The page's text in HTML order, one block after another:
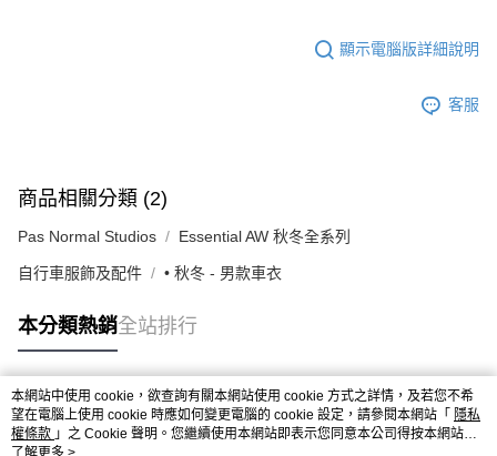
顯示電腦版詳細說明
客服
商品相關分類 (2)
Pas Normal Studios Essential AW 秋冬全系列
自行車服飾及配件 • 秋冬 - 男款車衣
本分類熱銷全站排行
熱門標籤
本網站中使用 cookie，欲查詢有關本網站使用 cookie 方式之詳情，及若您不希
望在電腦上使用 cookie 時應如何變更電腦的 cookie 設定，請參閱本網站「 隱私
權條款 」之 Cookie 聲明。您繼續使用本網站即表示您同意本公司得按本網站使
用條款之 Cookie 聲明使用 cookie。
了解更多 >